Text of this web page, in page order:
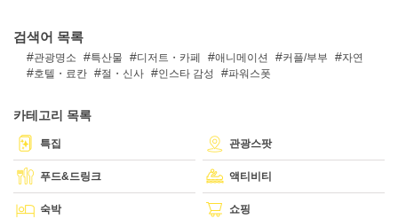
개인 정보보호
문의
여행작가 모집
검색어 목록
관광명소 특산물 디저트・카페 애니메이션 커플/부부
자연
호텔・료칸
절・신사 인스타 감성 파워스폿
카테고리 목록
특집 관광스팟
푸드&드링크 액티비티
숙박 쇼핑